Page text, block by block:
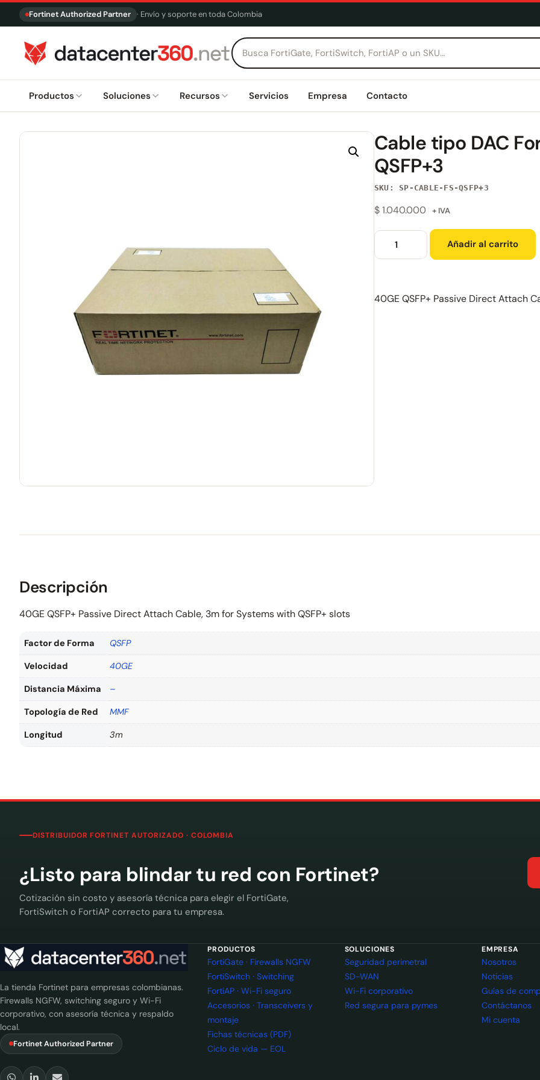
Fortinet Authorized Partner · Envío y soporte en toda Colombia
Productos Soluciones Recursos Servicios Empresa Contacto
Cable tipo DAC
QSFP+3
SKU: SP-CABLE-FS-QSFP+3
$1.040.000 + IVA
Añadir al carrito
40GE QSFP+ Passive Direct Attach
Descripción
40GE QSFP+ Passive Direct Attach Cable, 3m for Systems with QSFP+ slots
Factor de Forma QSFP
Velocidad 40GE
Distancia Máxima –
Topología de Red MMF
Longitud 3m
DISTRIBUIDOR FORTINET AUTORIZADO · COLOMBIA
¿Listo para blindar tu red con Fortinet?
Cotización sin costo y asesoría técnica para elegir el FortiGate,
FortiSwitch o FortiAP correcto para tu empresa.
La tienda Fortinet para empresas colombianas.
Firewalls NGFW, switching seguro y Wi-Fi
corporativo, con asesoría técnica y respaldo
local.
Fortinet Authorized Partner
PRODUCTOS
FortiGate · Firewalls NGFW
FortiSwitch · Switching
FortiAP · Wi-Fi seguro
Accesorios · Transceivers y
montaje
Fichas técnicas (PDF)
Ciclo de vida — EOL
SOLUCIONES
Seguridad perimetral
SD-WAN
Wi-Fi corporativo
Red segura para pymes
EMPRESA
Nosotros
Noticias
Guías de
Contáctanos
Mi cuenta